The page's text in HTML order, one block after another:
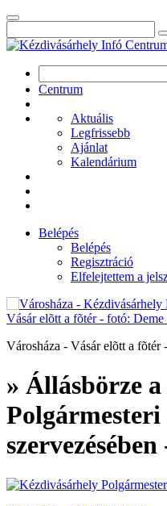
Centrum
Aktuális
Legfrissebb
Ajánlat
Kalendárium
Belépés
Belépés
Regisztráció
Elfelejtettem a
Városháza - Vásár elõtt a fõtér
» Állásbörze